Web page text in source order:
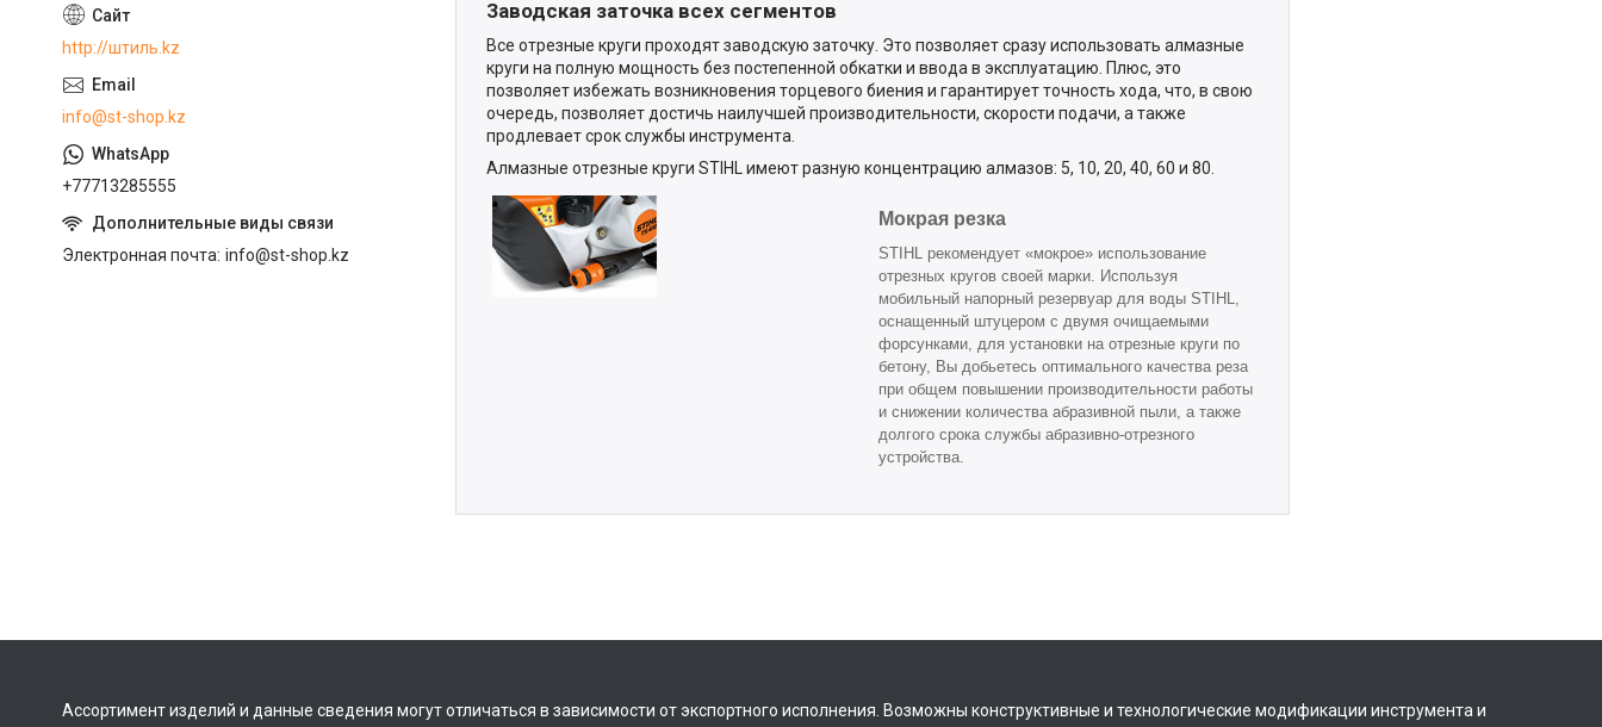
Заводская заточка всех сегментов
Все отрезные круги проходят заводскую заточку. Это позволяет сразу использовать алмазные
круги на полную мощность без постепенной обкатки и ввода в эксплуатацию. Плюс, это
позволяет избежать возникновения торцевого биения и гарантирует точность хода, что, в свою
очередь, позволяет достичь наилучшей производительности, скорости подачи, а также
продлевает срок службы инструмента.
Алмазные отрезные круги STIHL имеют разную концентрацию алмазов: 5, 10, 20, 40, 60 и 80.
Мокрая резка
STIHL рекомендует «мокрое» использование
отрезных кругов своей марки. Используя
мобильный напорный резервуар для воды STIHL,
оснащенный штуцером с двумя очищаемыми
форсунками, для установки на отрезные круги по
бетону, Вы добьетесь оптимального качества реза
при общем повышении производительности работы
и снижении количества абразивной пыли, а также
долгого срока службы абразивно-отрезного
устройства.
http://штиль.kz
info@st-shop.kz
+77713285555
Электронная почта info@st-shop.kz
Ассортимент изделий и данные сведения могут отличаться в зависимости от экспортного исполнения. Возможны конструктивные и технологические модификации инструмента и